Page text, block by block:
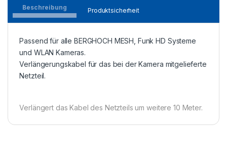
Beschreibung Produktsicherheit
Passend für alle BERGHOCH MESH, Funk HD Systeme
und WLAN Kameras.
Verlängerungskabel für das bei der Kamera mitgelieferte
Netzteil.
Verlängert das Kabel des Netzteils um weitere 10 Meter.